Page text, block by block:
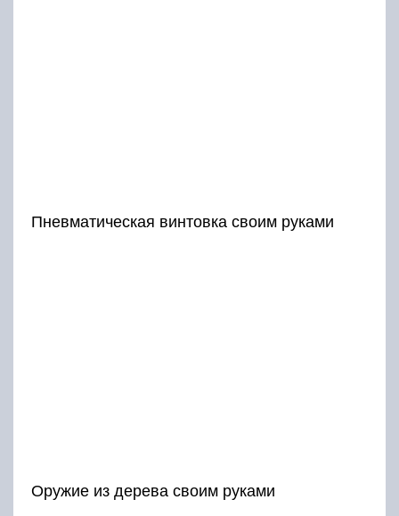
Пневматическая винтовка своим руками
Оружие из дерева своим руками